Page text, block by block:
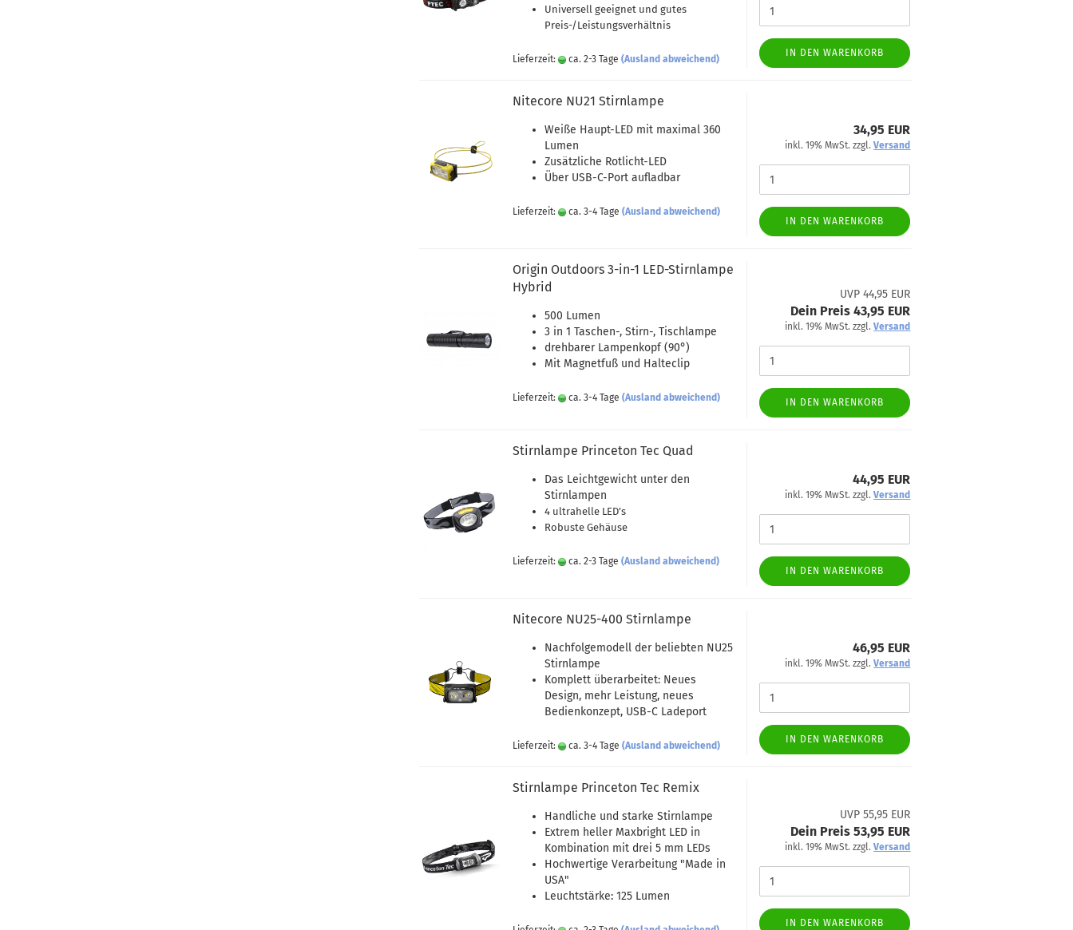
Universell geeignet und gutes
Preis-/Leistungsverhältnis
Lieferzeit: ca. 2-3 Tage (Ausland abweichend)
IN DEN WARENKORB
Nitecore NU21 Stirnlampe
Weiße Haupt-LED mit maximal 360
Lumen
Zusätzliche Rotlicht-LED
Über USB-C-Port aufladbar
Lieferzeit: ca. 3-4 Tage (Ausland abweichend)
34,95 EUR
inkl. 19% MwSt. zzgl.Versand
IN DEN WARENKORB
Origin Outdoors 3-in-1 LED-Stirnlampe
Hybrid
500 Lumen
3 in 1 Taschen-, Stirn-, Tischlampe
drehbarer Lampenkopf (90°)
Mit Magnetfuß und Halteclip
Lieferzeit: ca. 3-4 Tage (Ausland abweichend)
UVP 44,95 EUR
Dein Preis 43,95 EUR
inkl. 19% MwSt. zzgl.Versand
IN DEN WARENKORB
Stirnlampe Princeton Tec Quad
Das Leichtgewicht unter den
Stirnlampen
4 ultrahelle LED’s
Robuste Gehäuse
Lieferzeit: ca. 2-3 Tage (Ausland abweichend)
44,95 EUR
inkl. 19% MwSt. zzgl.Versand
IN DEN WARENKORB
Nitecore NU25-400 Stirnlampe
Nachfolgemodell der beliebten NU25
Stirnlampe
Komplett überarbeitet: Neues
Design, mehr Leistung, neues
Bedienkonzept, USB-C Ladeport
Lieferzeit: ca. 3-4 Tage (Ausland abweichend)
46,95 EUR
inkl. 19% MwSt. zzgl.Versand
IN DEN WARENKORB
Stirnlampe Princeton Tec Remix
Handliche und starke Stirnlampe
Extrem heller Maxbright LED in
Kombination mit drei 5 mm LEDs
Hochwertige Verarbeitung "Made in
USA"
Leuchtstärke: 125 Lumen
UVP 55,95 EUR
Dein Preis 53,95 EUR
inkl. 19% MwSt. zzgl.Versand
IN DEN WARENKORB